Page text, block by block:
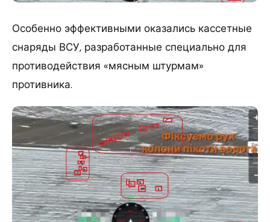
Особенно эффективными оказались кассетные
снаряды ВСУ, разработанные специально для
противодействия «мясным штурмам»
противника.